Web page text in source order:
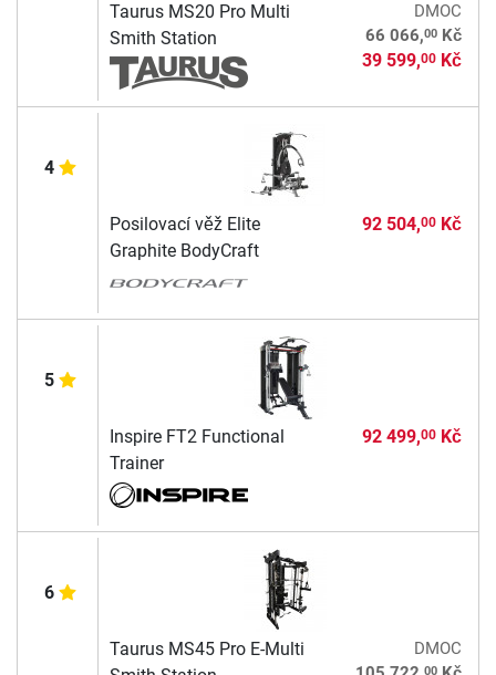
Taurus MS20 Pro Multi
Smith Station
DMOC
66 066,00Kč
39 599,00Kč
4
Posilovací věž Elite
Graphite BodyCraft
92 504,00Kč
5
Inspire FT2 Functional
Trainer
92 499,00Kč
6
Taurus MS45 Pro E-Multi
DMOC
00